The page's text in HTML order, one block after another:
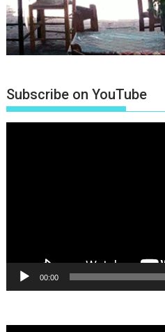
Subscribe on YouTube
00:00